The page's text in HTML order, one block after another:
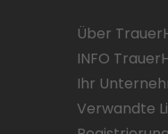
Über
INFO
Ihr
Verwandte